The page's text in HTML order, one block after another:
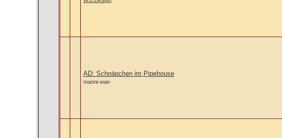
AD: Schnäpchen im Pipehouse
manni-wan